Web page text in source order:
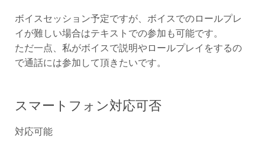
ボイスセッション予定ですが、ボイスでのロールプレ
イが難しい場合はテキストでの参加も可能です。
ただ一点、私がボイスで説明やロールプレイをするの
で通話には参加して頂きたいです。
スマートフォン対応可否
対応可能